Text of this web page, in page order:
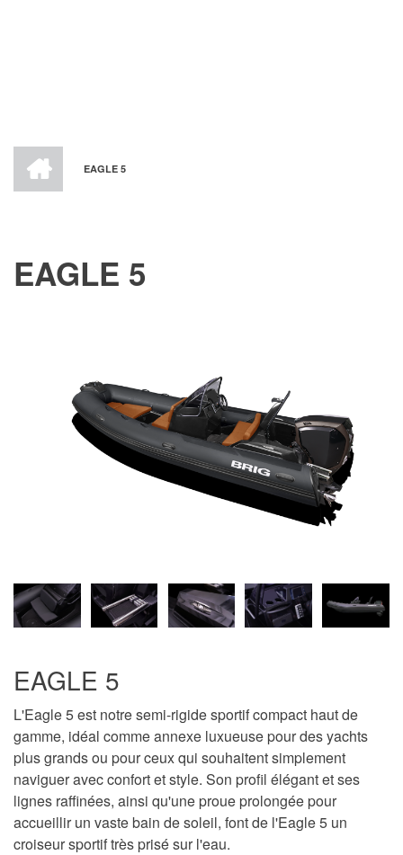
FIL
EAGLE 5
EAGLE 5
EAGLE 5
L'Eagle 5 est notre semi-rigide sportif compact haut de
gamme, idéal comme annexe luxueuse pour des yachts
plus grands ou pour ceux qui souhaitent simplement
naviguer avec confort et style. Son profil élégant et ses
lignes raffinées, ainsi qu'une proue prolongée pour
accueillir un vaste bain de soleil, font de l'Eagle 5 un
croiseur sportif très prisé sur l'eau.